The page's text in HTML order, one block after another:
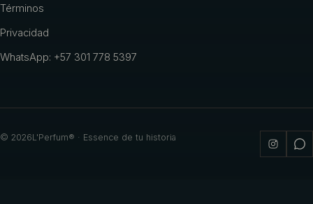
Términos
Privacidad
WhatsApp: +57 301 778 5397
© 2026L'Perfum® · Essence de tu historia